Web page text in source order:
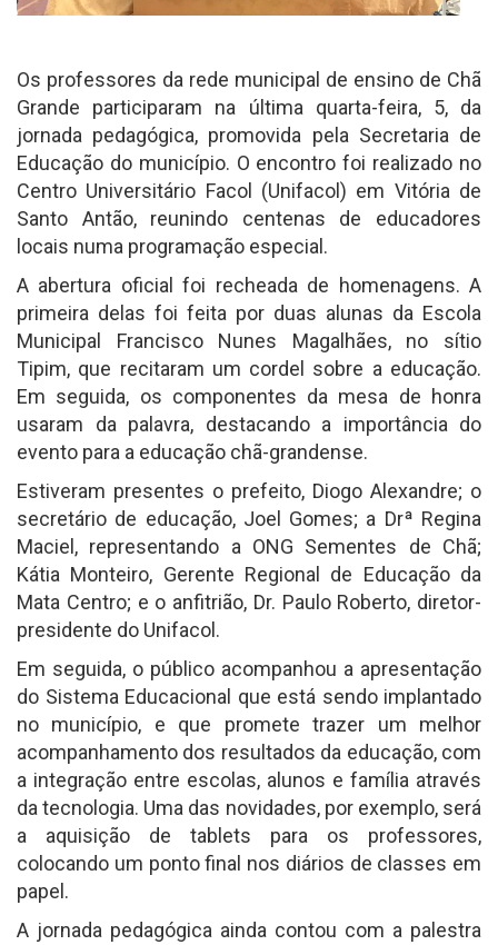
Os professores da rede municipal de ensino de Chã
Grande participaram na última quarta-feira, 5, da
jornada pedagógica, promovida pela Secretaria de
Educação do município. O encontro foi realizado no
Centro Universitário Facol (Unifacol) em Vitória de
Santo Antão, reunindo centenas de educadores
locais numa programação especial.
A abertura oficial foi recheada de homenagens. A
primeira delas foi feita por duas alunas da Escola
Municipal Francisco Nunes Magalhães, no sítio
Tipim, que recitaram um cordel sobre a educação.
Em seguida, os componentes da mesa de honra
usaram da palavra, destacando a importância do
evento para a educação chã-grandense.
Estiveram presentes o prefeito, Diogo Alexandre; o
secretário de educação, Joel Gomes; a Drª Regina
Maciel, representando a ONG Sementes de Chã;
Kátia Monteiro, Gerente Regional de Educação da
Mata Centro; e o anfitrião, Dr. Paulo Roberto, diretor-
presidente do Unifacol.
Em seguida, o público acompanhou a apresentação
do Sistema Educacional que está sendo implantado
no município, e que promete trazer um melhor
acompanhamento dos resultados da educação, com
a integração entre escolas, alunos e família através
da tecnologia. Uma das novidades, por exemplo, será
a aquisição de tablets para os professores,
colocando um ponto final nos diários de classes em
papel.
A jornada pedagógica ainda contou com a palestra